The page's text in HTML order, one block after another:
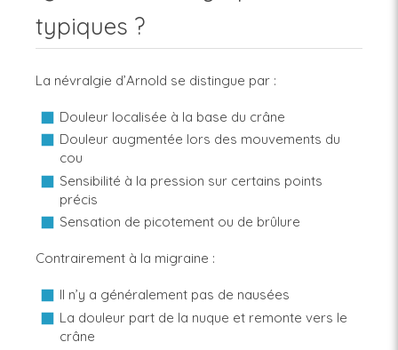
typiques ?
La névralgie d’Arnold se distingue par :
Douleur localisée à la base du crâne
Douleur augmentée lors des mouvements du
cou
Sensibilité à la pression sur certains points
précis
Sensation de picotement ou de brûlure
Contrairement à la migraine :
Il n’y a généralement pas de nausées
La douleur part de la nuque et remonte vers le
crâne